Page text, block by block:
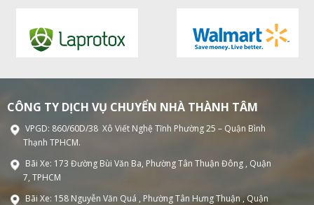
CÔNG TY DỊCH VỤ CHUYỂN NHÀ THÀNH TÂM
VPGD: 860/60D/38 Xô Viết Nghệ Tĩnh Phường 25 – Quận Bình
Thạnh TPHCM.
Bãi Xe: 173 Đường Bùi Văn Ba, Phường Tân Thuận Đông , Quận
7, TPHCM
Bãi Xe: 158 Nguyễn Văn Quá , Phường Tân Hưng Thuận , Quận